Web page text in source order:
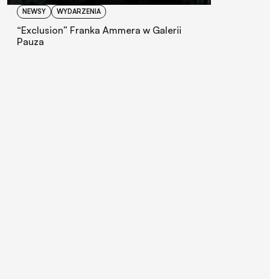
NEWSY WYDARZENIA
“Exclusion” Franka Ammera w Galerii
Pauza